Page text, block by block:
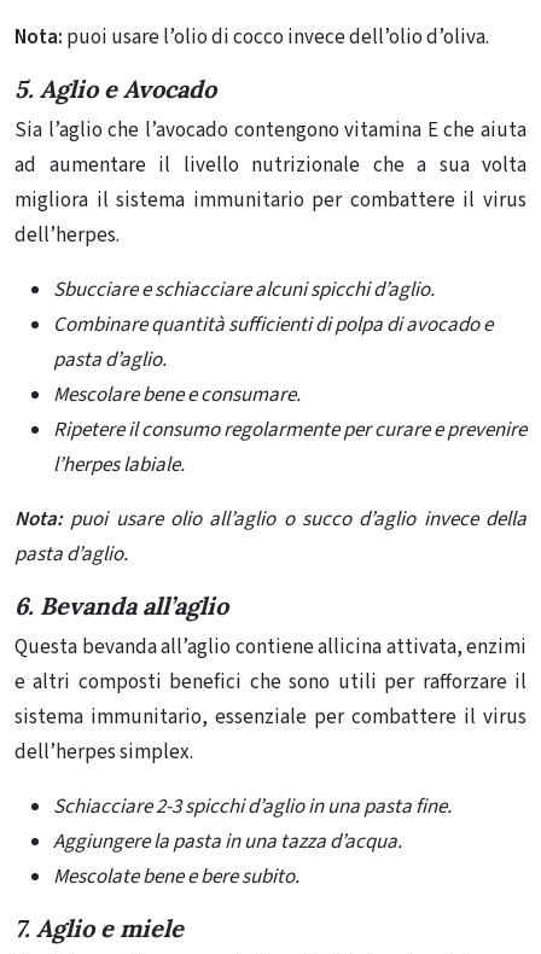
Nota: puoi usare l’olio di cocco invece dell’olio d’oliva.
5. Aglio e Avocado
Sia l’aglio che l’avocado contengono vitamina E che aiuta
ad aumentare il livello nutrizionale che a sua volta
migliora il sistema immunitario per combattere il virus
dell’herpes.
Sbucciare e schiacciare alcuni spicchi d’aglio.
Combinare quantità sufficienti di polpa di avocado e
pasta d’aglio.
Mescolare bene e consumare.
Ripetere il consumo regolarmente per curare e prevenire
l’herpes labiale.
Nota:puoi usare olio all’aglio o succo d’aglio invece della
pasta d’aglio.
6. Bevanda all’aglio
Questa bevanda all’aglio contiene allicina attivata, enzimi
e altri composti benefici che sono utili per rafforzare il
sistema immunitario, essenziale per combattere il virus
dell’herpes simplex.
Schiacciare 2-3 spicchi d’aglio in una pasta fine.
Aggiungere la pasta in una tazza d’acqua.
Mescolate bene e bere subito.
7. Aglio e miele